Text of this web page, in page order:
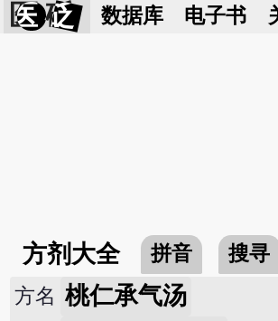
医 砭 数据库 电子书
方剂大全 拼音 搜寻
方名 桃仁承气汤